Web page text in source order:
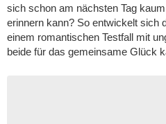
sich schon am nächsten Tag
erinnern kann? So entwickelt sich
einem romantischen Testfall mit
beide für das gemeinsame Glück